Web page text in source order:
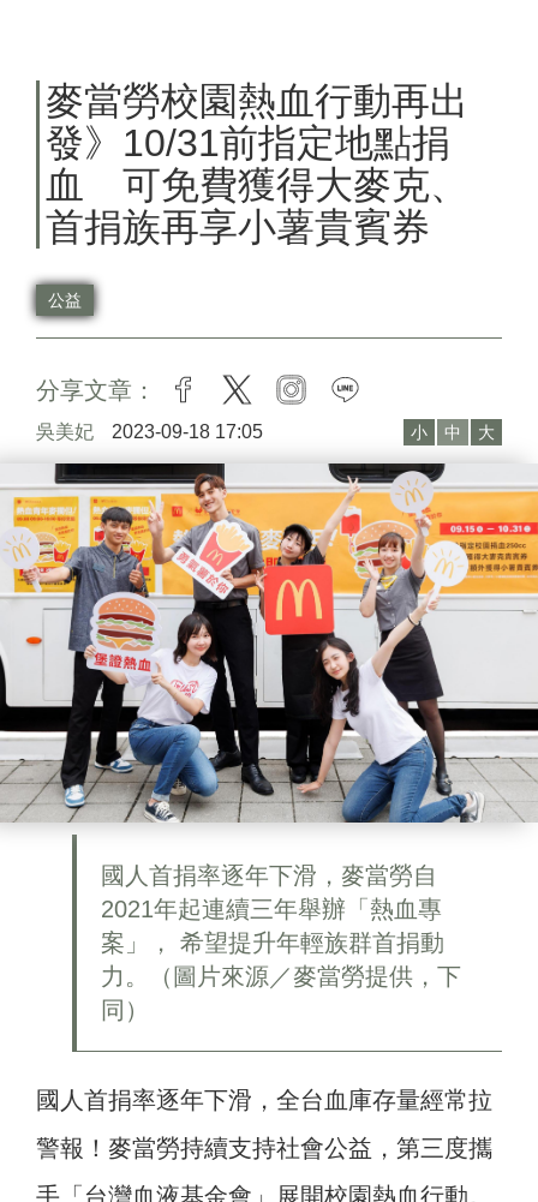
麥當勞校園熱血行動再出
發》10/31前指定地點捐
血 可免費獲得大麥克、
首捐族再享小薯貴賓券
公益
分享文章： facebook
twitter instagram
吳美妃 2023-09-18 17:05 小 中 大
國人首捐率逐年下滑，麥當勞自
2021年起連續三年舉辦「熱血專
案」， 希望提升年輕族群首捐動
力。（圖片來源／麥當勞提供，下
同）
國人首捐率逐年下滑，全台血庫存量經常拉
警報！麥當勞持續支持社會公益，第三度攜
手「台灣血液基金會」展開校園熱血行動。